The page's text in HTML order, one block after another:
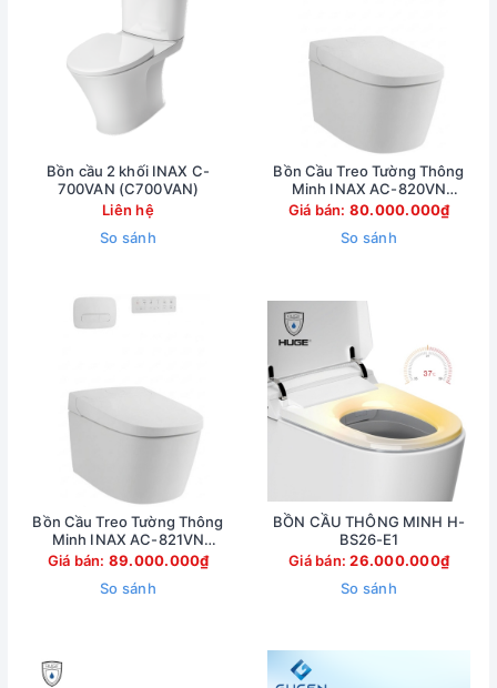
Bồn cầu 2 khối INAX C-
700VAN (C700VAN)
Liên hệ
So sánh
Bồn Cầu Treo Tường Thông
Minh INAX AC-820VN
(AC820VN)
Giá bán: 80.000.000₫
So sánh
Bồn Cầu Treo Tường Thông
Minh INAX AC-821VN
(AC821VN)
Giá bán: 89.000.000₫
So sánh
BỒN CẦU THÔNG MINH H-
BS26-E1
Giá bán:26.000.000₫
So sánh